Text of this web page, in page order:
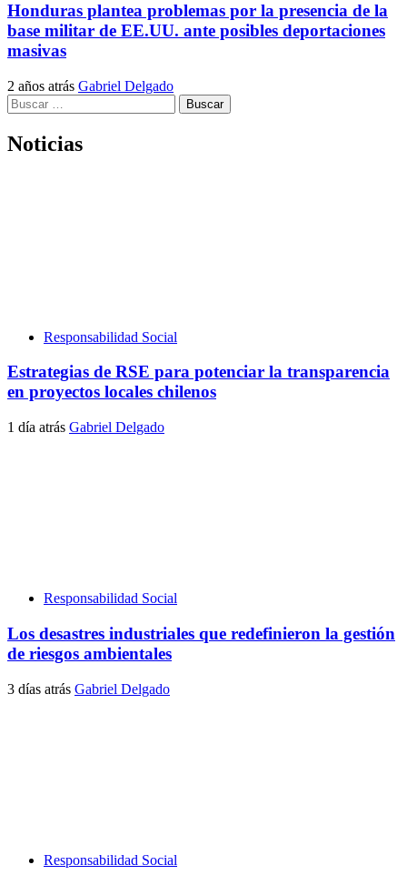
Honduras plantea problemas por la presencia de la
base militar de EE.UU. ante posibles deportaciones
masivas
2 años atrás Gabriel Delgado
Buscar:
Noticias
Responsabilidad Social
Estrategias de RSE para potenciar la transparencia
en proyectos locales chilenos
1 día atrás Gabriel Delgado
Responsabilidad Social
Los desastres industriales que redefinieron la gestión
de riesgos ambientales
3 días atrás Gabriel Delgado
Responsabilidad Social